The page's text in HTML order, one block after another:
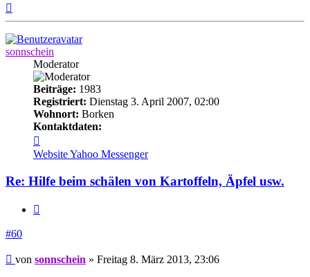
sonnschein
Moderator
Beiträge: 1983
Registriert: Dienstag 3. April 2007, 02:00
Wohnort: Borken
Kontaktdaten:
von
sonnschein
WebsiteYahoo Messenger
Re: Hilfe beim schälen von Kartoffeln, Äpfel usw.
#60
Beitrag
von sonnschein » Freitag 8. März 2013, 23:06